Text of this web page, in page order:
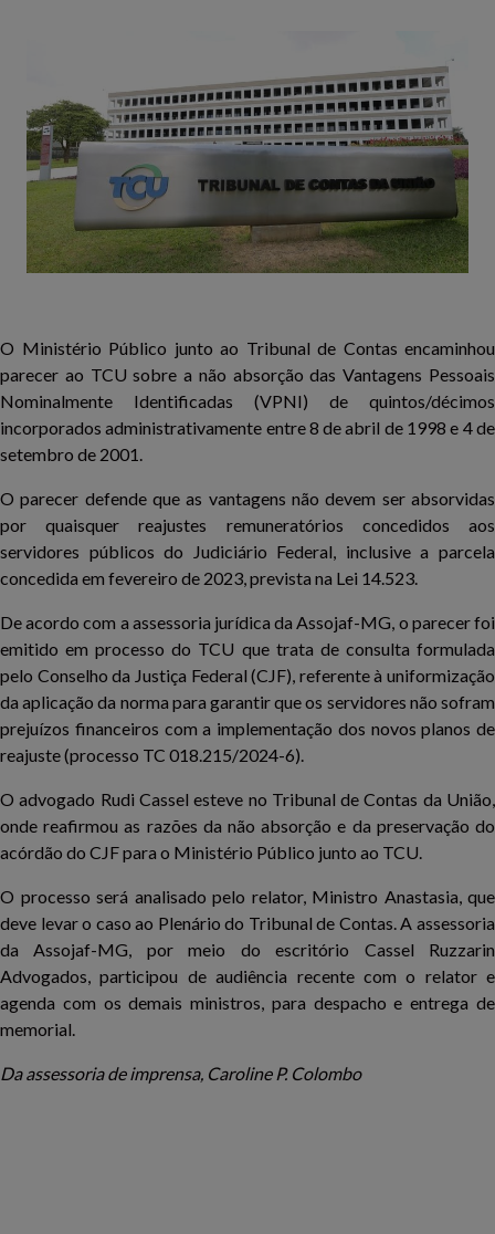
O Ministério Público junto ao Tribunal de Contas encaminhou
parecer ao TCU sobre a não absorção das Vantagens Pessoais
Nominalmente Identificadas (VPNI) de quintos/décimos
incorporados administrativamente entre 8 de abril de 1998 e 4 de
setembro de 2001.
O parecer defende que as vantagens não devem ser absorvidas
por quaisquer reajustes remuneratórios concedidos aos
servidores públicos do Judiciário Federal, inclusive a parcela
concedida em fevereiro de 2023, prevista na Lei 14.523.
De acordo com a assessoria jurídica da Assojaf-MG, o parecer foi
emitido em processo do TCU que trata de consulta formulada
pelo Conselho da Justiça Federal (CJF), referente à uniformização
da aplicação da norma para garantir que os servidores não sofram
prejuízos financeiros com a implementação dos novos planos de
reajuste (processo TC 018.215/2024-6).
O advogado Rudi Cassel esteve no Tribunal de Contas da União,
onde reafirmou as razões da não absorção e da preservação do
acórdão do CJF para o Ministério Público junto ao TCU.
O processo será analisado pelo relator, Ministro Anastasia, que
deve levar o caso ao Plenário do Tribunal de Contas. A assessoria
da Assojaf-MG, por meio do escritório Cassel Ruzzarin
Advogados, participou de audiência recente com o relator e
agenda com os demais ministros, para despacho e entrega de
memorial.
Da assessoria de imprensa, Caroline P. Colombo